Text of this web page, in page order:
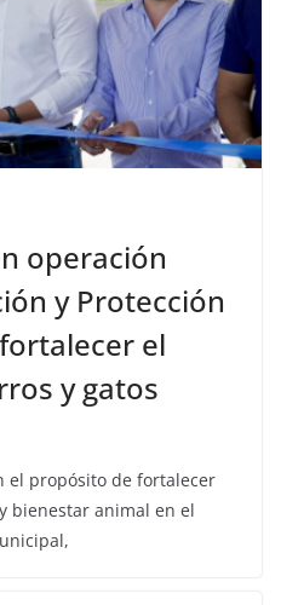
operación
y Protección
el
y gatos
el propósito de fortalecer
bienestar animal en el